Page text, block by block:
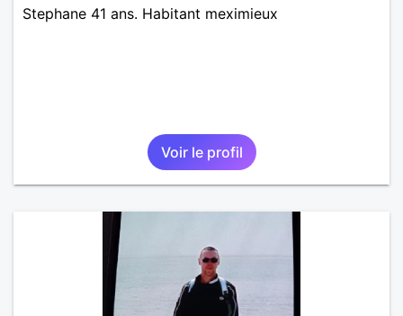
Stephane 41 ans. Habitant meximieux
Voir le profil